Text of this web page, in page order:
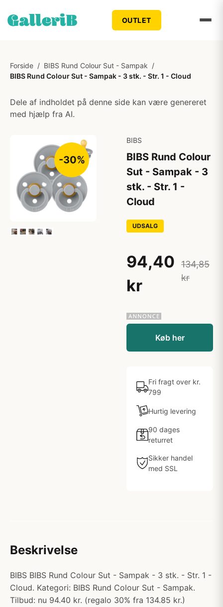
OUTLET
Forside / BIBS Rund Colour Sut - Sampak /
BIBS Rund Colour Sut - Sampak - 3 stk. - Str. 1 - Cloud
Dele af indholdet på denne side kan være genereret
med hjælp fra AI.
-30%
BIBS
BIBS Rund Colour
Sut - Sampak - 3
stk. - Str. 1 -
Cloud
UDSALG
94,40
kr
134,85
kr
Køb her
Fri fragt over kr.
799
Hurtig levering
90 dages
returret
Sikker handel
med SSL
Beskrivelse
BIBS BIBS Rund Colour Sut - Sampak - 3 stk. - Str. 1 -
Cloud. Kategori: BIBS Rund Colour Sut - Sampak.
Tilbud: nu 94.40 kr. (regalo 30% fra 134.85 kr.)